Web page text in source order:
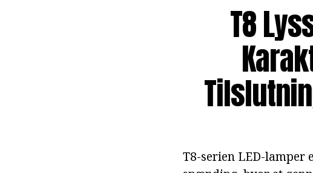
T8
T8-serien LED-lamper